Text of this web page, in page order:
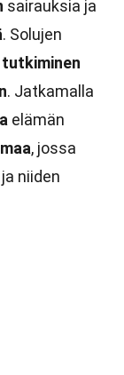
sairauksia ja
. Solujen
tutkiminen
. Jatkamalla
elämän
, jossa
ja niiden